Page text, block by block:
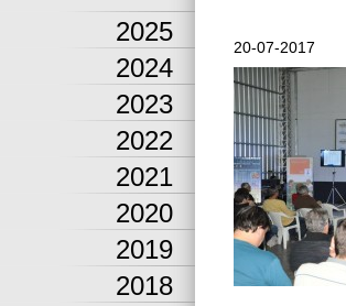
2025
2024
2023
2022
2021
2020
2019
2018
20-07-2017